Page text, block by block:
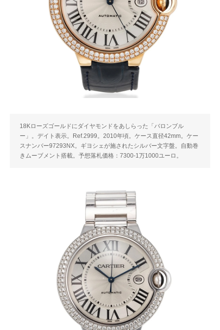
18Kローズゴールドにダイヤモンドをあしらった「バロンブル
ー」。デイト表示。Ref.2999。2010年頃。ケース直径42mm。ケー
スナンバー97293NX。ギヨシェが施されたシルバー文字盤。自動巻
きムーブメント搭載。予想落札価格：7300-1万1000ユーロ。